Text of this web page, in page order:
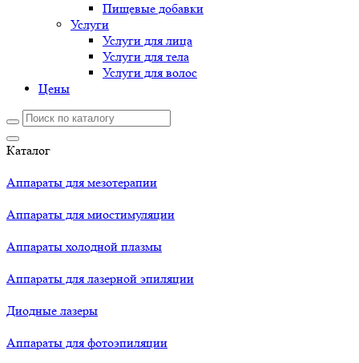
Пищевые добавки
Услуги
Услуги для лица
Услуги для тела
Услуги для волос
Цены
Каталог
Аппараты для мезотерапии
Аппараты для миостимуляции
Аппараты холодной плазмы
Аппараты для лазерной эпиляции
Диодные лазеры
Аппараты для фотоэпиляции